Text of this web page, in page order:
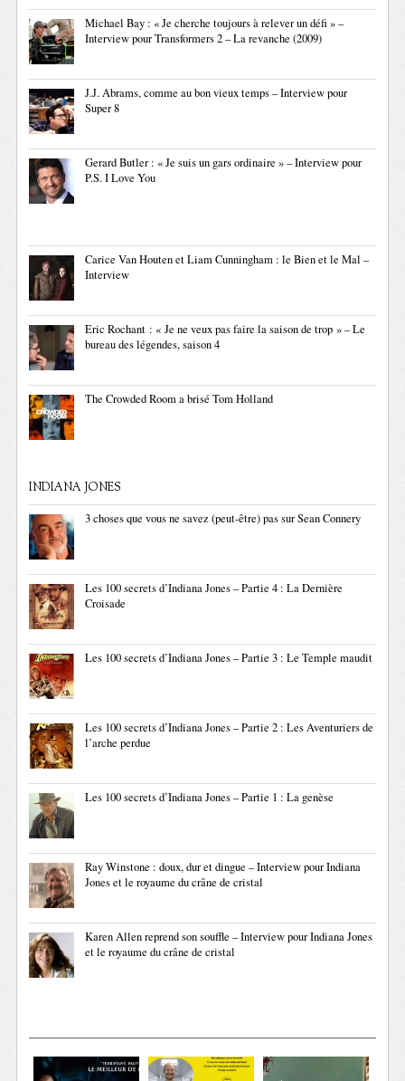
Michael Bay : « Je cherche toujours à relever un défi » –
Interview pour Transformers 2 – La revanche (2009)
J.J. Abrams, comme au bon vieux temps – Interview pour
Super 8
Gerard Butler : « Je suis un gars ordinaire » – Interview pour
P.S. I Love You
Carice Van Houten et Liam Cunningham : le Bien et le Mal –
Interview
Eric Rochant : « Je ne veux pas faire la saison de trop » – Le
bureau des légendes, saison 4
The Crowded Room a brisé Tom Holland
INDIANA JONES
3 choses que vous ne savez (peut-être) pas sur Sean Connery
Les 100 secrets d’Indiana Jones – Partie 4 : La Dernière
Croisade
Les 100 secrets d’Indiana Jones – Partie 3 : Le Temple maudit
Les 100 secrets d’Indiana Jones – Partie 2 : Les Aventuriers de
l’arche perdue
Les 100 secrets d’Indiana Jones – Partie 1 : La genèse
Ray Winstone : doux, dur et dingue – Interview pour Indiana
Jones et le royaume du crâne de cristal
Karen Allen reprend son souffle – Interview pour Indiana Jones
et le royaume du crâne de cristal